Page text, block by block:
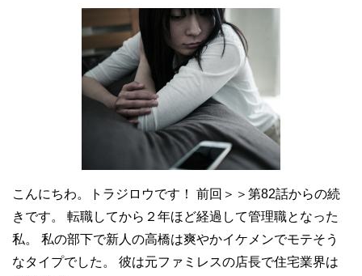
こんにちわ。トラジロウです！ 前回＞＞第82話からの続
きです。 転職してから２年ほど経過して管理職となった
私。 私の部下で新人の高橋は爽やかイケメンでモテそう
なタイプでした。 彼は元ファミレスの店長で住宅業界は